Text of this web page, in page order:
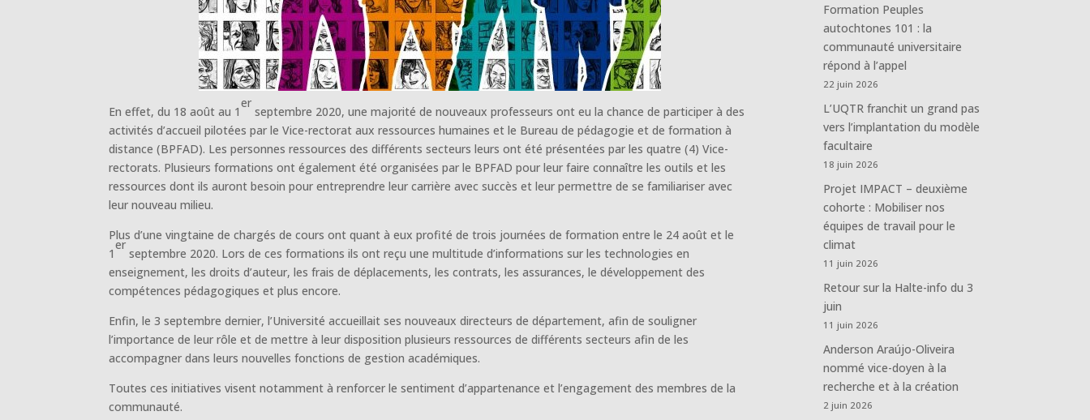
En effet, du 18 août au 1
er
septembre 2020, une majorité de nouveaux professeurs ont eu la chance de participer à des
activités d’accueil pilotées par le Vice-rectorat aux ressources humaines et le Bureau de pédagogie et de formation à
distance (BPFAD). Les personnes ressources des différents secteurs leurs ont été présentées par les quatre (4) Vice-
rectorats. Plusieurs formations ont également été organisées par le BPFAD pour leur faire connaître les outils et les
ressources dont ils auront besoin pour entreprendre leur carrière avec succès et leur permettre de se familiariser avec
leur nouveau milieu.
Plus d’une vingtaine de chargés de cours ont quant à eux profité de trois journées de formation entre le 24 août et le
1
er
septembre 2020. Lors de ces formations ils ont reçu une multitude d’informations sur les technologies en
enseignement, les droits d’auteur, les frais de déplacements, les contrats, les assurances, le développement des
compétences pédagogiques et plus encore.
Enfin, le 3 septembre dernier, l’Université accueillait ses nouveaux directeurs de département, afin de souligner
l’importance de leur rôle et de mettre à leur disposition plusieurs ressources de différents secteurs afin de les
accompagner dans leurs nouvelles fonctions de gestion académiques.
Toutes ces initiatives visent notamment à renforcer le sentiment d’appartenance et l’engagement des membres de la
communauté.
Formation Peuples
autochtones 101 : la
communauté universitaire
répond à l’appel
22 juin 2026
L’UQTR franchit un grand pas
vers l’implantation du modèle
facultaire
18 juin 2026
Projet IMPACT – deuxième
cohorte : Mobiliser nos
équipes de travail pour le
climat
11 juin 2026
Retour sur la Halte-info du 3
juin
11 juin 2026
Anderson Araújo-Oliveira
nommé vice-doyen à la
recherche et à la création
2 juin 2026